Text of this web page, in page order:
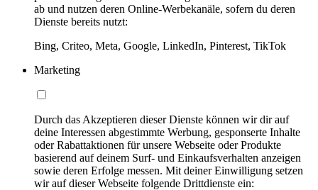
ab und nutzen deren Online-Werbekanäle, sofern du deren
Dienste bereits nutzt:
Bing, Criteo, Meta, Google, LinkedIn, Pinterest, TikTok
Marketing
Durch das Akzeptieren dieser Dienste können wir dir auf
deine Interessen abgestimmte Werbung, gesponserte Inhalte
oder Rabattaktionen für unsere Webseite oder Produkte
basierend auf deinem Surf- und Einkaufsverhalten anzeigen
sowie deren Erfolge messen. Mit deiner Einwilligung setzen
wir auf dieser Webseite folgende Drittdienste ein: